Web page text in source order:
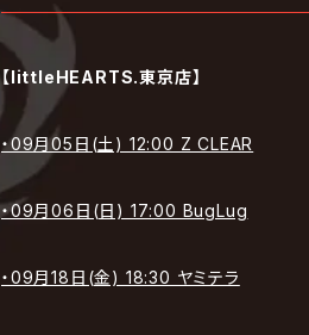
【littleHEARTS.東京店】
・09月05日(土) 12:00 Z CLEAR
・09月06日(日) 17:00 BugLug
・09月18日(金) 18:30 ヤミテラ